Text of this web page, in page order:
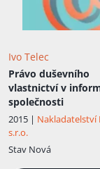
Ivo Telec
Právo duševního
vlastnictví v
společnosti
2015 | Nakladatelství
s.r.o.
Stav Nová